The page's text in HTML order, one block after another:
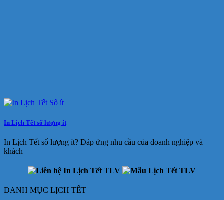
In Lịch Tết số lượng ít
In Lịch Tết số lượng ít? Đáp ứng nhu cầu của doanh nghiệp và
khách
DANH MỤC LỊCH TẾT